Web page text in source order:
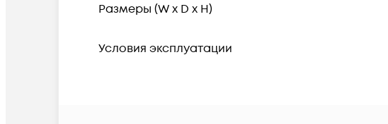
Размеры (W x D x H)
Условия эксплуатации